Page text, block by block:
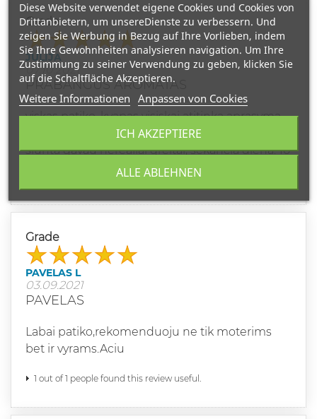
Grade
JULIJA
07.10.2021
PRABANGUS AROMATAS
viskas patiko, kvapas visiskai atitinka aprasyma,
ipakavimas labai grazus, prabangus, laikosi ilgai,
siunta gavau nerealiai greitai, sekancia diena. 10
Grade
PAVELAS L
03.09.2021
PAVELAS
Labai patiko,rekomenduoju ne tik moterims
bet ir vyrams.Aciu
1 out of 1 people found this review useful.
Diese Website verwendet eigene Cookies und Cookies von
Drittanbietern, um unsereDienste zu verbessern. Und
zeigen Sie Werbung in Bezug auf Ihre Vorlieben, indem
Sie Ihre Gewohnheiten analysieren navigation. Um Ihre
Zustimmung zu seiner Verwendung zu geben, klicken Sie
auf die Schaltfläche Akzeptieren.
Weitere Informationen Anpassen von Cookies
ALLE ABLEHNEN
ICH AKZEPTIERE